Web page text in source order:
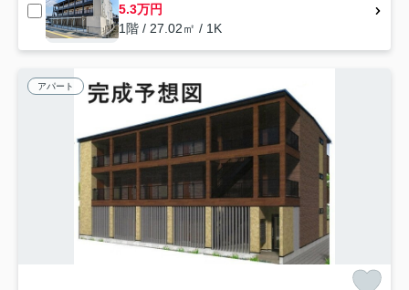
5.3万円
1階 / 27.02㎡ / 1K
アパート